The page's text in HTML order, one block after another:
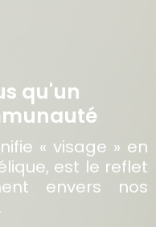
qu'un
« visage » en
est le reflet
envers nos